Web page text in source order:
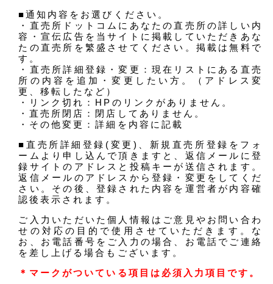
■通知内容をお選びください。
・直売所ドットコムにあなたの直売所の詳しい内
容・宣伝広告を当サイトに掲載していただきあな
たの直売所を繁盛させてください。掲載は無料で
す。
・直売所詳細登録・変更：現在リストにある直売
所の内容を追加・変更したい方。（アドレス変
更、移転したなど）
・リンク切れ：HPのリンクがありません。
・直売所閉店：閉店してありません。
・その他変更：詳細を内容に記載
■直売所詳細登録(変更)、新規直売所登録をフォ
ームより申し込んで頂きますと、返信メールに登
録サイトのアドレスと投稿キーが送信されます。
返信メールのアドレスから登録・変更をしてくだ
さい。その後、登録された内容を運営者が内容確
認後表示されます。
ご入力いただいた個人情報はご意見やお問い合わ
せの対応の目的で使用させていただきます。な
お、お電話番号をご入力の場合、お電話でご連絡
を差し上げる場合もございます。
＊マークがついている項目は必須入力項目です。